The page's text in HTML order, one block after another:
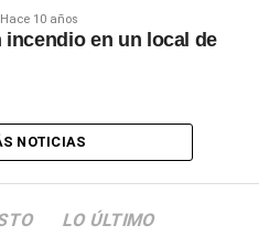
Hace 10 años
incendio en un local de
NOTICIAS
LO ÚLTIMO